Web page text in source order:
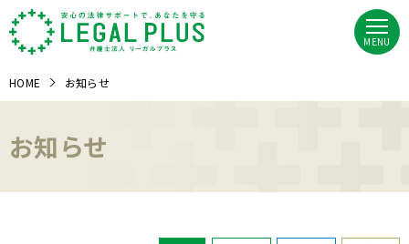
MENU
HOME お知らせ
お知らせ